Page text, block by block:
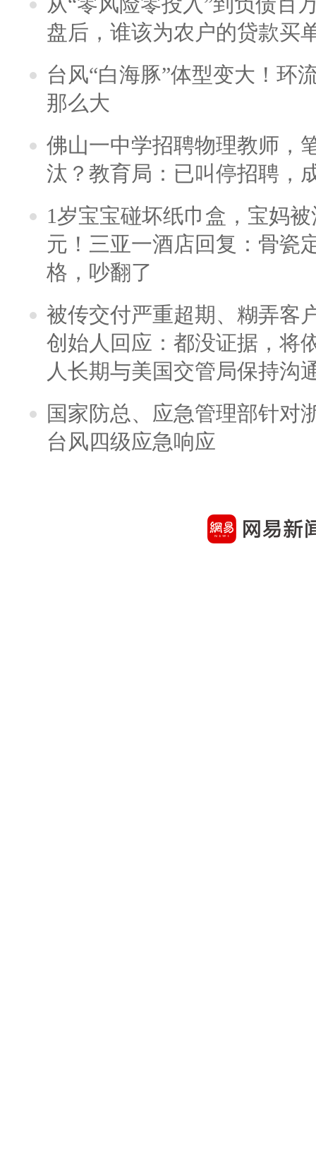
盘后，谁该为农户的贷款买
台风“白海豚”体型变大！环
那么大
佛山一中学招聘物理教师，
汰？教育局：已叫停招聘，
1岁宝宝碰坏纸巾盒，宝妈
元！三亚一酒店回复：骨瓷
格，吵翻了
被传交付严重超期、糊弄客
创始人回应：都没证据，将
人长期与美国交管局保持沟
国家防总、应急管理部针对
台风四级应急响应